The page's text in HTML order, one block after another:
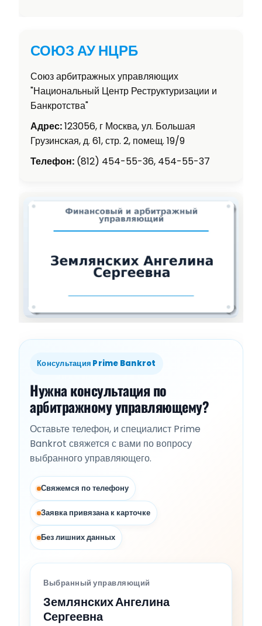
СОЮЗ АУ НЦРБ
Союз арбитражных управляющих
"Национальный Центр Реструктуризации и
Банкротства"
Адрес:123056, г Москва, ул. Большая
Грузинская, д. 61, стр. 2, помещ. 19/9
Телефон: (812) 454-55-36, 454-55-37
Консультация Prime Bankrot
Нужна консультация по
арбитражному управляющему?
Оставьте телефон, и специалист Prime
Bankrot свяжется с вами по вопросу
выбранного управляющего.
Свяжемся по телефону
Заявка привязана к карточке
Без лишних данных
Выбранный управляющий
Землянских Ангелина
Сергеевна